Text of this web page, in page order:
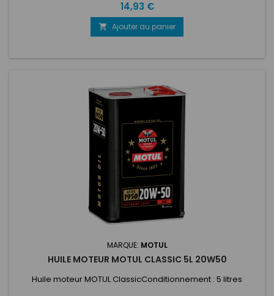
plus anciens qui n'ont pas de capteurs de cliquetis ou un
système de gestion moteur sophistiqué. L'additif Millers Oils
CVL lubrifie les soupapes, contrôle le front de flamme et évite
les bruits de cognement.
Prix
14,93 €
 Ajouter au panier
MARQUE: MOTUL
HUILE MOTEUR MOTUL CLASSIC 5L 20W50
Huile moteur MOTUL ClassicConditionnement : 5 litres